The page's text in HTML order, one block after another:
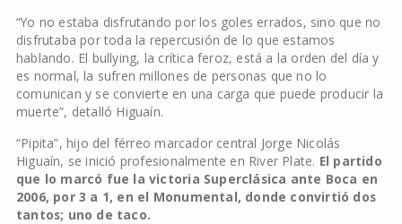
“Yo no estaba disfrutando por los goles errados, sino que no
disfrutaba por toda la repercusión de lo que estamos
hablando. El bullying, la crítica feroz, está a la orden del día y
es normal, la sufren millones de personas que no lo
comunican y se convierte en una carga que puede producir la
muerte”, detalló Higuaín.
“Pipita”, hijo del férreo marcador central Jorge Nicolás
Higuaín, se inició profesionalmente en River Plate. El partido
que lo marcó fue la victoria Superclásica ante Boca en
2006, por 3 a 1, en el Monumental, donde convirtió dos
tantos; uno de taco.